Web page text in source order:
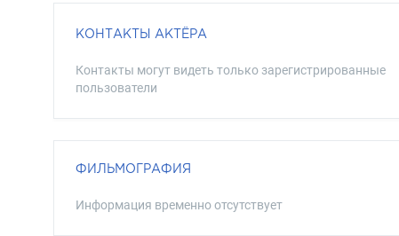
КОНТАКТЫ АКТЁРА
Контакты могут видеть только зарегистрированные
пользователи
ФИЛЬМОГРАФИЯ
Информация временно отсутствует